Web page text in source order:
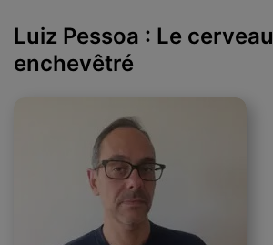
Luiz Pessoa : Le cerveau
enchevêtré